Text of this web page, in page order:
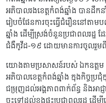
អភិបាលរងខេត្តកំពង់ឆ្នាំង បានដឹកន
រៀបចំផែនការចុះធ្វើជំរឿននៅតា
ឆ្នាំង ដើម្បីស្រង់ចំនួនប្រជាពលរដ្ឋ
ជំងឺកូវីដ-១៩ ដោយមានការចូលរួមពី
យោងតាមប្រសាសន៍របស់ ឯកឧត្តម
អភិបាលខេត្តកំពង់ឆ្នាំង ក្នុងកិច្ចប្
ជម្រុញដល់អង្គភាពពាក់ព័ន្ធ និងអាជ្ញ
ចុះទៅដល់ខ្នងផ្ទះប្រជាពលរដ្ឋ ដើ